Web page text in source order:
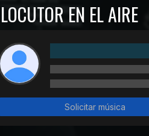
LOCUTOR EN EL AIRE
Solicitar música